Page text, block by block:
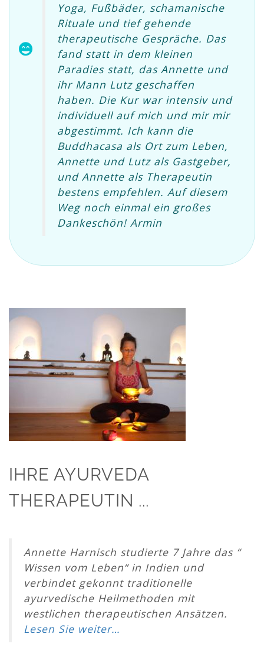
Yoga, Fußbäder, schamanische
Rituale und tief gehende
therapeutische Gespräche. Das
fand statt in dem kleinen
Paradies statt, das Annette und
ihr Mann Lutz geschaffen
haben. Die Kur war intensiv und
individuell auf mich und mir mir
abgestimmt. Ich kann die
Buddhacasa als Ort zum Leben,
Annette und Lutz als Gastgeber,
und Annette als Therapeutin
bestens empfehlen. Auf diesem
Weg noch einmal ein großes
Dankeschön! Armin
IHRE AYURVEDA
THERAPEUTIN ...
Annette Harnisch studierte 7 Jahre das “
Wissen vom Leben“ in Indien und
verbindet gekonnt traditionelle
ayurvedische Heilmethoden mit
westlichen therapeutischen Ansätzen.
Lesen Sie weiter…